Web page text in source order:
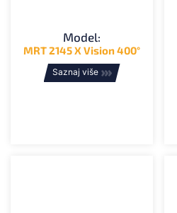
Model:
MRT 2145 X Vision 400°
Saznaj više